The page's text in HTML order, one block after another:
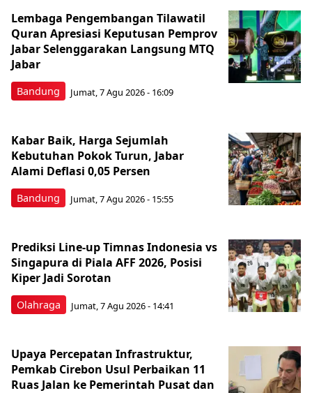
Bandung
Lembaga Pengembangan Tilawatil
Quran Apresiasi Keputusan Pemprov
Jabar Selenggarakan Langsung MTQ
Jabar
Jumat, 7 Agu 2026 - 16:09
Bandung
Kabar Baik, Harga Sejumlah
Kebutuhan Pokok Turun, Jabar
Alami Deflasi 0,05 Persen
Jumat, 7 Agu 2026 - 15:55
Olahraga
Prediksi Line-up Timnas Indonesia vs
Singapura di Piala AFF 2026, Posisi
Kiper Jadi Sorotan
Jumat, 7 Agu 2026 - 14:41
Upaya Percepatan Infrastruktur,
Pemkab Cirebon Usul Perbaikan 11
Ruas Jalan ke Pemerintah Pusat dan